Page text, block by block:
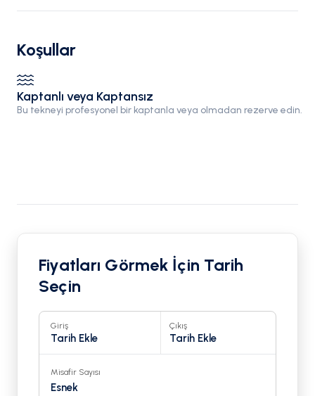
Koşullar
Kaptanlı veya Kaptansız
Bu tekneyi profesyonel bir kaptanla veya olmadan rezerve edin.
Fiyatları Görmek İçin Tarih
Seçin
Giriş
Tarih Ekle
Çıkış
Tarih Ekle
Misafir Sayısı
Esnek